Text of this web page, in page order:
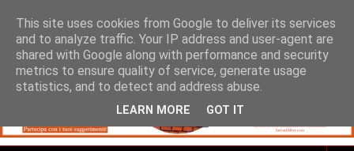
This site uses cookies from Google to deliver its services
and to analyze traffic. Your IP address and user-agent are
shared with Google along with performance and security
metrics to ensure quality of service, generate usage
statistics, and to detect and address abuse.
LEARN MORE GOT IT